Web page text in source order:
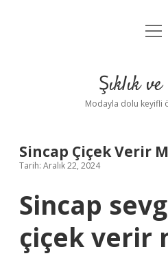
Yasal
Şıklık
Modayla dolu keyifli
Sincap Çiçek Verir
Tarih: Aralık 22, 2024
Sincap
çiçek verir